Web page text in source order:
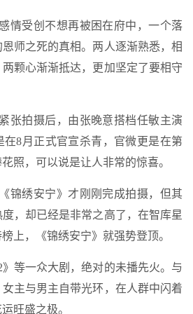
情受创不想再被困在府中，一个落
师之死的真相。两人逐渐熟悉，相
颗心渐渐抵达，更加坚定了要相守
张拍摄后，由张晚意搭档任敏主演
在8月正式官宣杀青，官微更是在第
照，可以说是让人非常的惊喜。
锦绣安宁》才刚刚完成拍摄，但其
，却已经是非常之高了，在智库星
上，《锦绣安宁》就强势登顶。
等一众大剧，绝对的未播先火。与
主与男主自带光环，在人群中闪着
旺盛之极。